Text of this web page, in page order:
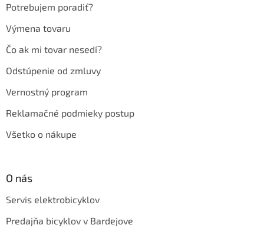
Potrebujem poradiť?
Výmena tovaru
Čo ak mi tovar nesedí?
Odstúpenie od zmluvy
Vernostný program
Reklamačné podmieky postup
Všetko o nákupe
O nás
Servis elektrobicyklov
Predajňa bicyklov v Bardejove